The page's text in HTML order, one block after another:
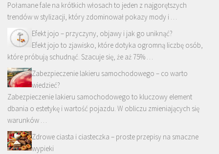
Połamane fale na krótkich włosach to jeden z najgorętszych
trendów w stylizacji, który zdominował pokazy mody i …
Efekt jojo – przyczyny, objawy i jak go uniknąć?
Efekt jojo to zjawisko, które dotyka ogromną liczbę osób,
które próbują schudnąć. Szacuje się, że aż 75% …
Zabezpieczenie lakieru samochodowego – co warto
wiedzieć?
Zabezpieczenie lakieru samochodowego to kluczowy element
dbania o estetykę i wartość pojazdu. W obliczu zmieniających się
warunków …
Zdrowe ciasta i ciasteczka – proste przepisy na smaczne
wypieki